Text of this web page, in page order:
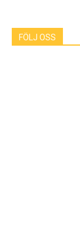
FÖLJ OSS